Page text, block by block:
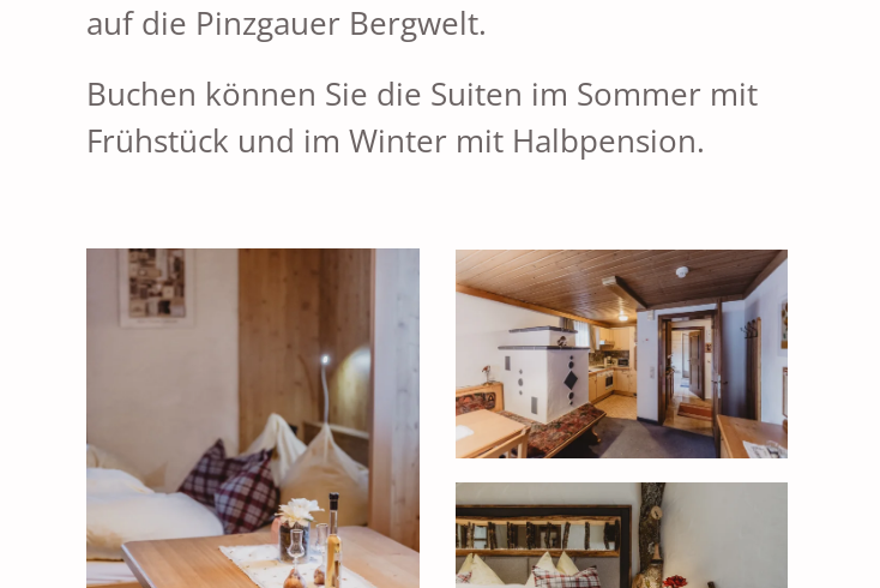
auf die Pinzgauer Bergwelt.
Buchen können Sie die Suiten im Sommer mit
Frühstück und im Winter mit Halbpension.